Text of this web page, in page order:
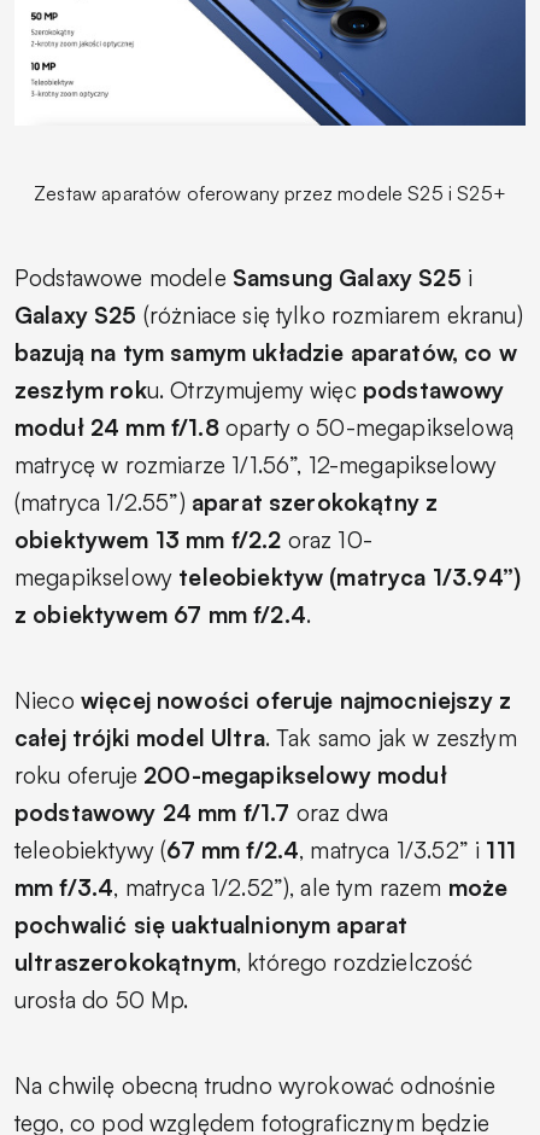
Zestaw aparatów oferowany przez modele S25 i S25+
Podstawowe modele Samsung Galaxy S25 i
Galaxy S25 (różniace się tylko rozmiarem ekranu)
bazują na tym samym układzie aparatów, co w
zeszłym roku. Otrzymujemy więc podstawowy
moduł 24 mm f/1.8oparty o 50-megapikselową
matrycę w rozmiarze 1/1.56”, 12-megapikselowy
(matryca 1/2.55”) aparat szerokokątny z
obiektywem 13 mm f/2.2 oraz 10-
megapikselowy teleobiektyw (matryca 1/3.94”)
z obiektywem 67 mm f/2.4.
Nieco więcej nowości oferuje najmocniejszy z
całej trójki model Ultra. Tak samo jak w zeszłym
roku oferuje 200-megapikselowy moduł
podstawowy 24 mm f/1.7 oraz dwa
teleobiektywy (67 mm f/2.4, matryca 1/3.52” i 111
mm f/3.4, matryca 1/2.52”), ale tym razem może
pochwalić się uaktualnionym aparat
ultraszerokokątnym, którego rozdzielczość
urosła do 50 Mp.
Na chwilę obecną trudno wyrokować odnośnie
tego, co pod względem fotograficznym będzie